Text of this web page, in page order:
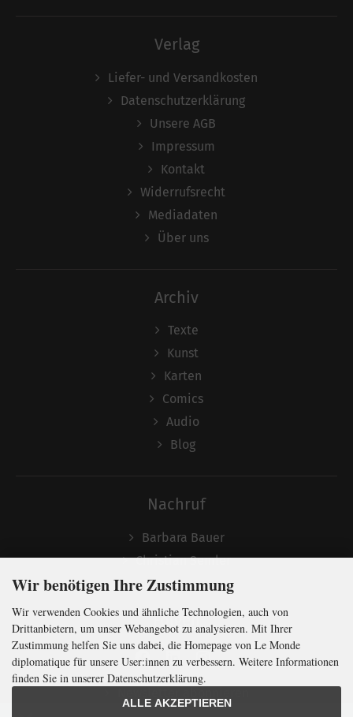
Verlag
Liefer- und Versandkosten
Datenschutzerklärung
Unsere AGB
Impressum
Kontakt
Widerrufsrecht
Mediadaten
Über uns
Archiv
Texte
Kunst
Karten
Comics
Audio
Blog
Nachruf
Barbara Bauer
Christian Semler
Folgen
Wir benötigen Ihre Zustimmung
Wir verwenden Cookies und ähnliche Technologien, auch von
Drittanbietern, um unser Webangebot zu analysieren. Mit Ihrer
Zustimmung helfen Sie uns dabei, die Homepage von Le Monde
diplomatique für unsere User:innen zu verbessern. Weitere Informationen
finden Sie in unserer Datenschutzerklärung.
ALLE AKZEPTIEREN